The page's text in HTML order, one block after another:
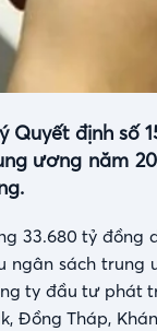
Quyết định số
ương năm
33.680 tỷ
sách trung
ty đầu tư phát
Đồng Tháp,